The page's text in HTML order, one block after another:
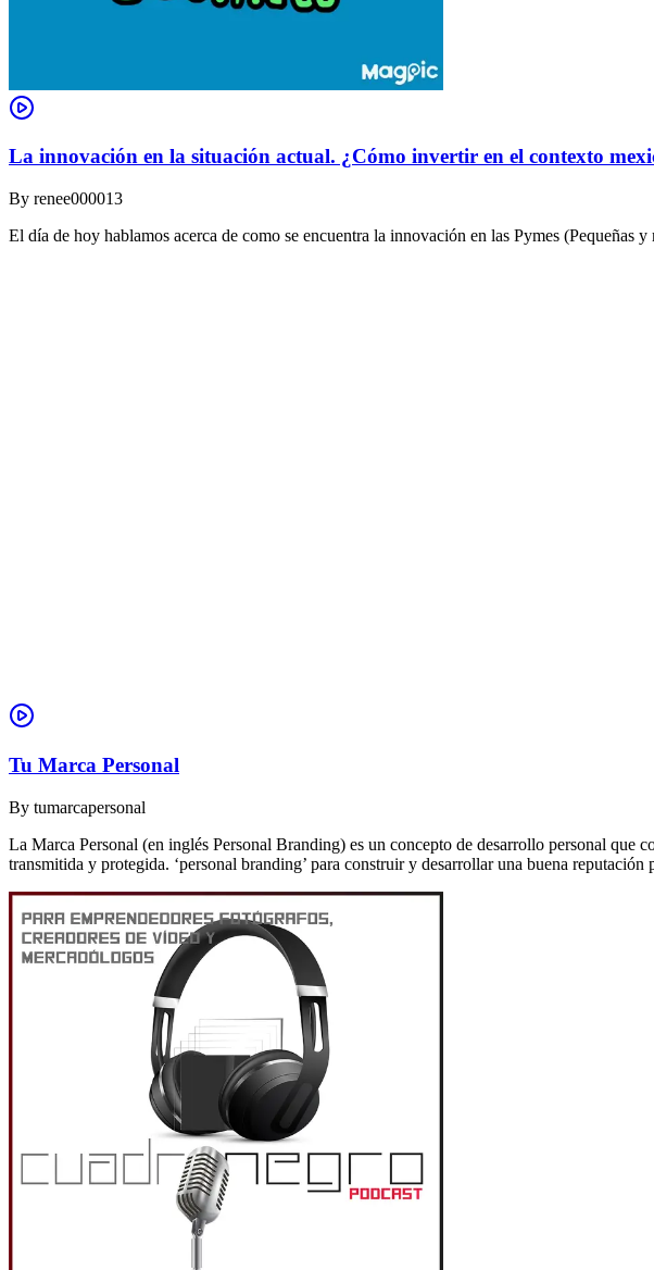
La innovación en la situación actual. ¿Cómo invertir en el contexto
By renee000013
El día de hoy hablamos acerca de como se encuentra la innovación en las Pymes (Pequeñas
Tu Marca Personal
By tumarcapersonal
La Marca Personal (en inglés Personal Branding) es un concepto de desarrollo personal que
transmitida y protegida. ‘personal branding’ para construir y desarrollar una buena